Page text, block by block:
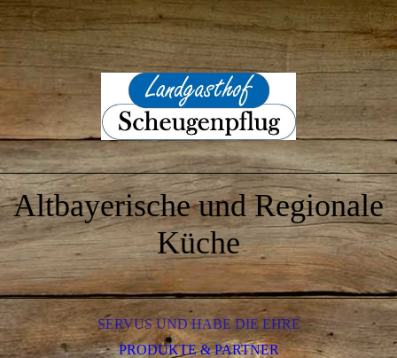
Altbayerische und Regionale
Küche
SERVUS UND HABE DIE EHRE
PRODUKTE & PARTNER